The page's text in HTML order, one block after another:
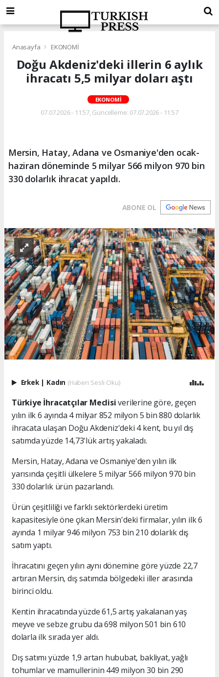
Anasayfa EKONOMİ
Doğu Akdeniz'deki illerin 6 aylık
ihracatı 5,5 milyar doları aştı
EKONOMİ
07.07.2026 - 11:57, Güncelleme: 07.07.2026 - 11:57
Mersin, Hatay, Adana ve Osmaniye'den ocak-
haziran döneminde 5 milyar 566 milyon 970 bin
330 dolarlık ihracat yapıldı.
ABONE OL
Erkek | Kadın (Haberi Sesli Oku)
Türkiye İhracatçılar Meclisiverilerine göre, geçen
yılın ilk 6 ayında 4 milyar 852 milyon 5 bin 880 dolarlık
ihracata ulaşan Doğu Akdeniz'deki 4 kent, bu yıl dış
satımda yüzde 14,73'lük artış yakaladı.
Mersin, Hatay, Adana ve Osmaniye'den yılın ilk
yarısında çeşitli ülkelere 5 milyar 566 milyon 970 bin
330 dolarlık ürün pazarlandı.
Ürün çeşitliliği ve farklı sektörlerdeki üretim
kapasitesiyle öne çıkan Mersin'deki firmalar, yılın ilk 6
ayında 1 milyar 946 milyon 753 bin 210 dolarlık dış
satım yaptı.
İhracatını geçen yılın aynı dönemine göre yüzde 22,7
artıran Mersin, dış satımda bölgedeki iller arasında
birinci oldu.
Kentin ihracatında yüzde 61,5 artış yakalanan yaş
meyve ve sebze grubu da 698 milyon 501 bin 610
dolarla ilk sırada yer aldı.
Dış satımı yüzde 1,9 artan hububat, bakliyat, yağlı
tohumlar ve mamullerinin 449 milyon 30 bin 290